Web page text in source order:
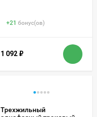
+21 бонус(ов)
1 092 ₽
Трехжильный